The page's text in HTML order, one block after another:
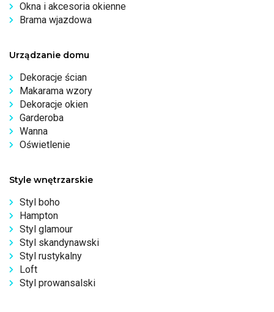
Okna i akcesoria okienne
Brama wjazdowa
Urządzanie domu
Dekoracje ścian
Makarama wzory
Dekoracje okien
Garderoba
Wanna
Oświetlenie
Style wnętrzarskie
Styl boho
Hampton
Styl glamour
Styl skandynawski
Styl rustykalny
Loft
Styl prowansalski